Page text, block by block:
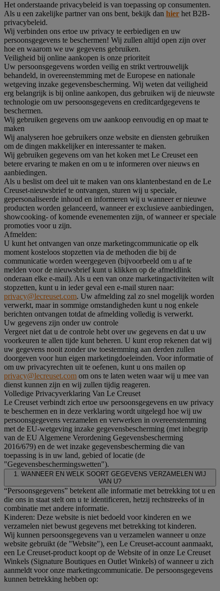
Het onderstaande privacybeleid is van toepassing op consumenten.
Als u een zakelijke partner van ons bent, bekijk dan hier het B2B-
privacybeleid.
Wij verbinden ons ertoe uw privacy te eerbiedigen en uw
persoonsgegevens te beschermen! Wij zullen altijd open zijn over
hoe en waarom we uw gegevens gebruiken.
Veiligheid bij online aankopen is onze prioriteit
Uw persoonsgegevens worden veilig en strikt vertrouwelijk
behandeld, in overeenstemming met de Europese en nationale
wetgeving inzake gegevensbescherming. Wij weten dat veiligheid
erg belangrijk is bij online aankopen, dus gebruiken wij de nieuwste
technologie om uw persoonsgegevens en creditcardgegevens te
beschermen.
Wij gebruiken gegevens om uw aankoop eenvoudig en op maat te
maken
Wij analyseren hoe gebruikers onze website en diensten gebruiken
om de dingen makkelijker en interessanter te maken.
Wij gebruiken gegevens om van het koken met Le Creuset een
betere ervaring te maken en om u te informeren over nieuws en
aanbiedingen.
Als u beslist om deel uit te maken van ons klantenbestand en de Le
Creuset-nieuwsbrief te ontvangen, sturen wij u speciale,
gepersonaliseerde inhoud en informeren wij u wanneer er nieuwe
producten worden gelanceerd, wanneer er exclusieve aanbiedingen,
showcooking- of komende evenementen zijn, of wanneer er speciale
promoties voor u zijn.
Afmelden:
U kunt het ontvangen van onze marketingcommunicatie op elk
moment kosteloos stopzetten via de methoden die bij de
communicatie worden weergegeven (bijvoorbeeld om u af te
melden voor de nieuwsbrief kunt u klikken op de afmeldlink
onderaan elke e-mail). Als u een van onze marketingactiviteiten wilt
stopzetten, kunt u in ieder geval een e-mail sturen naar:
privacy@lecreuset.com. Uw afmelding zal zo snel mogelijk worden
verwerkt, maar in sommige omstandigheden kunt u nog enkele
berichten ontvangen totdat de afmelding volledig is verwerkt.
Uw gegevens zijn onder uw controle
Vergeet niet dat u de controle hebt over uw gegevens en dat u uw
voorkeuren te allen tijde kunt beheren. U kunt erop rekenen dat wij
uw gegevens nooit zonder uw toestemming aan derden zullen
doorgeven voor hun eigen marketingdoeleinden. Voor informatie of
om uw privacyrechten uit te oefenen, kunt u ons mailen op
privacy@lecreuset.com om ons te laten weten waar wij u mee van
dienst kunnen zijn en wij zullen tijdig reageren.
Volledige Privacyverklaring Van Le Creuset
Le Creuset verbindt zich ertoe uw persoonsgegevens en uw privacy
te beschermen en in deze verklaring wordt uitgelegd hoe wij uw
persoonsgegevens verzamelen en verwerken in overeenstemming
met de EU-wetgeving inzake gegevensbescherming (met inbegrip
van de EU Algemene Verordening Gegevensbescherming
2016/679) en de wet inzake gegevensbescherming die van
toepassing is in uw land, gebied of locatie (de
"Gegevensbeschermingswetten").
1. WANNEER EN WELK SOORT GEGEVENS VERZAMELEN WIJ
VAN U?
“Persoonsgegevens” betekent alle informatie met betrekking tot u en
die ons in staat stelt om u te identificeren, hetzij rechtstreeks of in
combinatie met andere informatie.
Kinderen: Deze website is niet bedoeld voor kinderen en we
verzamelen niet bewust gegevens met betrekking tot kinderen.
Wij kunnen persoonsgegevens van u verzamelen wanneer u onze
website gebruikt (de "Website"), een Le Creuset-account aanmaakt,
een Le Creuset-product koopt op de Website of in onze Le Creuset
Winkels (Signature Boutiques en Outlet Winkels) of wanneer u zich
aanmeldt voor onze marketingcommunicatie. De persoonsgegevens
kunnen betrekking hebben op: